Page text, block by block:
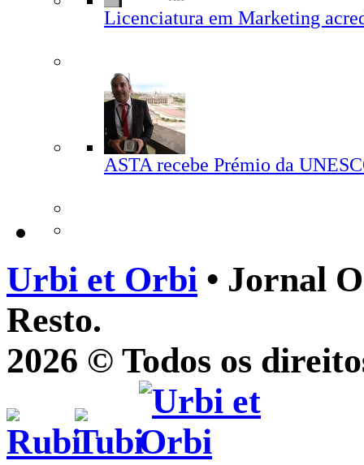
Licenciatura em Marketing
ASTA recebe Prémio da
Urbi et Orbi • Jornal
Resto.
2026 © Todos os